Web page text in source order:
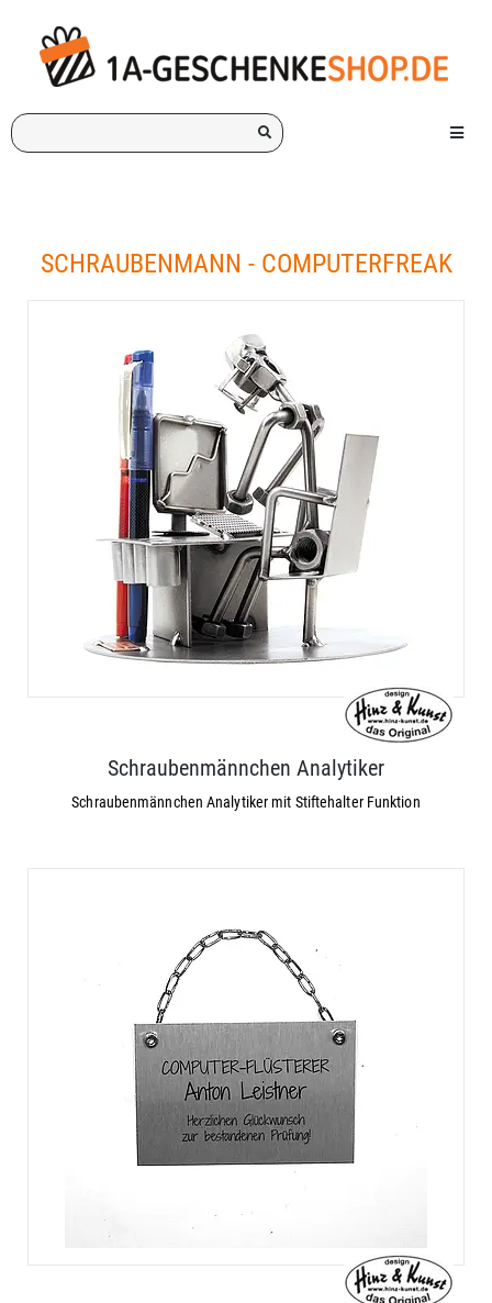
Ich
suche
Menü
SCHRAUBENMANN - COMPUTERFREAK
Schraubenmännchen Analytiker
Schraubenmännchen Analytiker mit Stiftehalter Funktion